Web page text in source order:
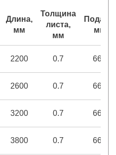
Длина,
мм
Толщина
листа,
мм
Подача,
мм
2200 0.7 660
2600 0.7 660
3200 0.7 660
3800 0.7 660